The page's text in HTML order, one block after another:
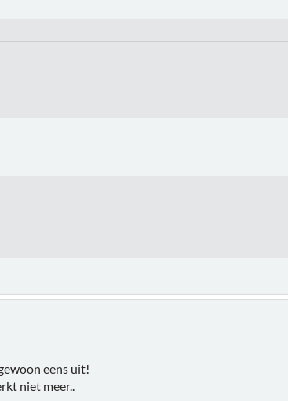
eens uit!
niet meer..